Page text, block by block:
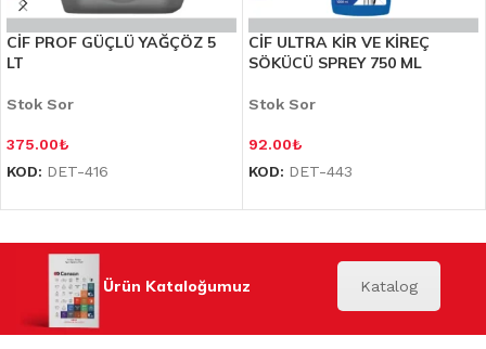
CİF PROF GÜÇLÜ YAĞÇÖZ 5
LT
Stok Sor
375.00₺
KOD: DET-416
CİF ULTRA KİR VE KİREÇ
SÖKÜCÜ SPREY 750 ML
Stok Sor
92.00₺
KOD: DET-443
Ürün Kataloğumuz Katalog